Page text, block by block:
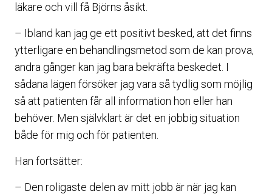
läkare och vill få Björns åsikt.
– Ibland kan jag ge ett positivt besked, att det finns
ytterligare en behandlingsmetod som de kan prova,
andra gånger kan jag bara bekräfta beskedet. I
sådana lägen försöker jag vara så tydlig som möjlig
så att patienten får all information hon eller han
behöver. Men självklart är det en jobbig situation
både för mig och för patienten.
Han fortsätter:
– Den roligaste delen av mitt jobb är när jag kan